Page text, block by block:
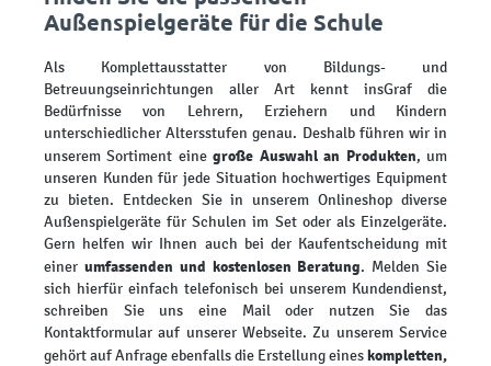
Außenspielgeräte für die Schule
Als Komplettausstatter von Bildungs- und
Betreuungseinrichtungen aller Art kennt insGraf die
Bedürfnisse von Lehrern, Erziehern und Kindern
unterschiedlicher Altersstufen genau. Deshalb führen wir in
unserem Sortiment einegroße Auswahl an Produkten, um
unseren Kunden für jede Situation hochwertiges Equipment
zu bieten. Entdecken Sie in unserem Onlineshop diverse
Außenspielgeräte für Schulen im Set oder als Einzelgeräte.
Gern helfen wir Ihnen auch bei der Kaufentscheidung mit
einer umfassenden und kostenlosen Beratung. Melden Sie
sich hierfür einfach telefonisch bei unserem Kundendienst,
schreiben Sie uns eine Mail oder nutzen Sie das
Kontaktformular auf unserer Webseite. Zu unserem Service
gehört auf Anfrage ebenfalls die Erstellung eineskompletten,